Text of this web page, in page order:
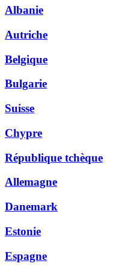
Albanie
Autriche
Belgique
Bulgarie
Suisse
Chypre
République tchèque
Allemagne
Danemark
Estonie
Espagne